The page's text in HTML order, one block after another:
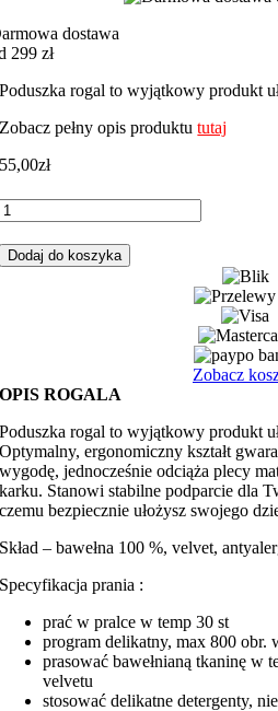
dostawa
299 zł
Poduszka rogal to wyjątkowy produkt
Zobacz pełny opis produktututaj
55,00zł
Dodaj do koszyka
Zobacz
OPIS ROGALA
Poduszka rogal to wyjątkowy produkt
Optymalny, ergonomiczny kształt
wygodę, jednocześnie odciąża plecy
karku. Stanowi stabilne podparcie dla
czemu bezpiecznie ułożysz swojego
Skład – bawełna 100 %, velvet,
Specyfikacja prania :
prać w pralce w temp 30 st
program delikatny, max 800 obr.
prasować bawełnianą tkaninę w
velvetu
stosować delikatne detergenty,